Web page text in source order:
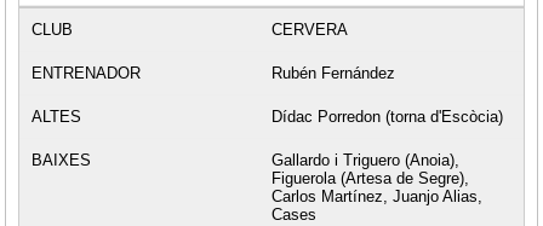
CERVERA
Rubén Fernández
Dídac Porredon (torna d'Escòcia)
Gallardo i Triguero (Anoia),
Figuerola (Artesa de Segre),
Carlos Martínez, Juanjo Alias,
Cases